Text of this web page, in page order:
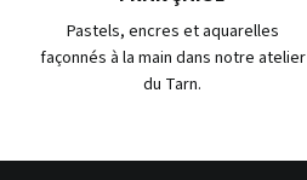
Pastels, encres et aquarelles
façonnés à la main dans notre atelier
du Tarn.